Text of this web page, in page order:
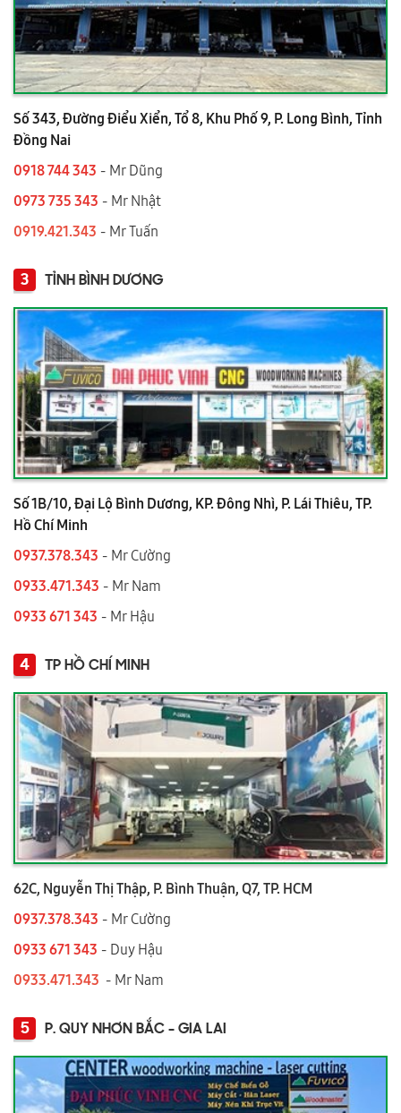
Số 343, Đường Điểu Xiển, Tổ 8, Khu Phố 9, P. Long Bình, Tỉnh
Đồng Nai
0918 744 343 - Mr Dũng
0973 735 343 - Mr Nhật
0919.421.343 ​​​​​​ - Mr Tuấn
3 TỈNH BÌNH DƯƠNG
Số 1B/10, Đại Lộ Bình Dương, KP. Đông Nhì, P. Lái Thiêu, TP.
Hồ Chí Minh
0937.378.343 - Mr Cường
0933.471.343 - Mr Nam
0933 671 343 - Mr Hậu
4 TP HỒ CHÍ MINH
62C, Nguyễn Thị Thập, P. Bình Thuận, Q7, TP. HCM
0937.378.343 - Mr Cường
0933 671 343 - Duy Hậu
0933.471.343 - Mr Nam
5 P. QUY NHƠN BẮC - GIA LAI